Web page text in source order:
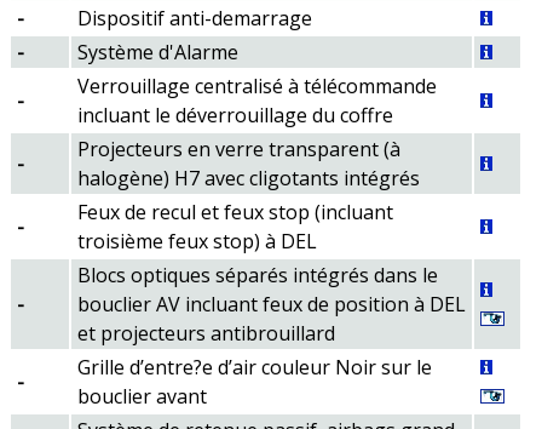
-
Dispositif anti-demarrage
-
Système d'Alarme
-
Verrouillage centralisé à télécommande
incluant le déverrouillage du coffre
-
Projecteurs en verre transparent (à
halogène) H7 avec cligotants intégrés
-
Feux de recul et feux stop (incluant
troisième feux stop) à DEL
-
Blocs optiques séparés intégrés dans le
bouclier AV incluant feux de position à DEL
et projecteurs antibrouillard
-
Grille d’entre?e d’air couleur Noir sur le
bouclier avant